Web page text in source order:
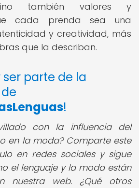
también valores y
cada prenda sea una
y creatividad, más
que la describan.
ser parte de la
!
con la influencia del
en la moda? Comparte este
en redes sociales y sigue
el lenguaje y la moda están
nuestra web. ¿Qué otros